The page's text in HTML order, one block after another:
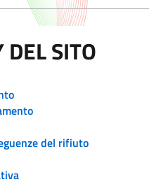
DEL SITO
del rifiuto